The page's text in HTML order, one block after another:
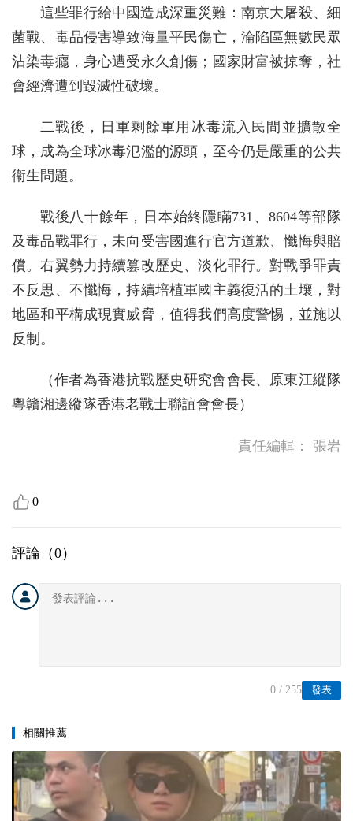
這些罪行給中國造成深重災難：南京大屠殺、細
菌戰、毒品侵害導致海量平民傷亡，淪陷區無數民眾
沾染毒癮，身心遭受永久創傷；國家財富被掠奪，社
會經濟遭到毀滅性破壞。
二戰後，日軍剩餘軍用冰毒流入民間並擴散全
球，成為全球冰毒氾濫的源頭，至今仍是嚴重的公共
衞生問題。
戰後八十餘年，日本始終隱瞞731、8604等部隊
及毒品戰罪行，未向受害國進行官方道歉、懺悔與賠
償。右翼勢力持續篡改歷史、淡化罪行。對戰爭罪責
不反思、不懺悔，持續培植軍國主義復活的土壤，對
地區和平構成現實威脅，值得我們高度警惕，並施以
反制。
（作者為香港抗戰歷史研究會會長、原東江縱隊
粵贛湘邊縱隊香港老戰士聯誼會會長）
責任編輯： 張岩
0
評論（0）
發表
0 / 255
相關推薦